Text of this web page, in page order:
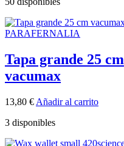
PARAFERNALIA
Tapa grande 25 cm
vacumax
13,80 € Añadir al carrito
3 disponibles